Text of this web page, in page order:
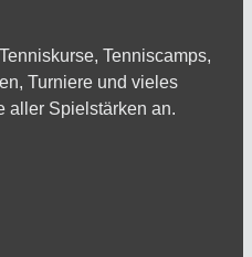
Tenniscamps,
Turniere und vieles
aller Spielstärken an.